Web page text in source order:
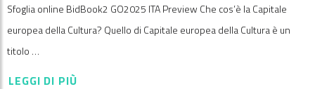
Sfoglia online BidBook2 GO2025 ITA Preview Che cos’è la Capitale
europea della Cultura? Quello di Capitale europea della Cultura è un
titolo …
LEGGI DI PIÙ